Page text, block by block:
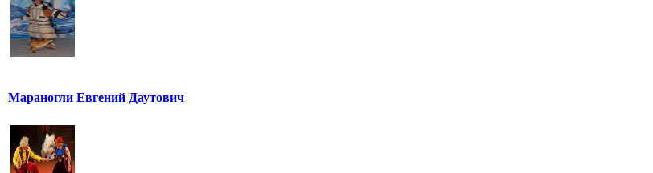
Мараногли Евгений Даутович